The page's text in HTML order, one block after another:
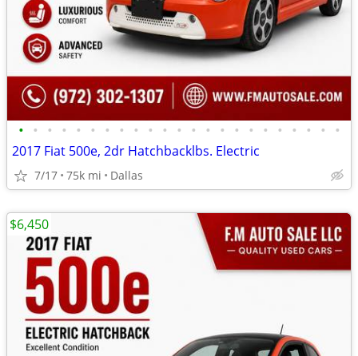
• • • • • • • • • • • • • • • • • • • • • • •
2017 Fiat 500e, 2dr Hatchbacklbs. Electric
7/17 75k mi Dallas
$6,450